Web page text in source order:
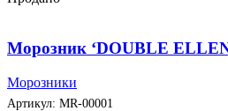
Морозник ‘DOUBLE ELLEN
Морозники
Артикул: MR-00001